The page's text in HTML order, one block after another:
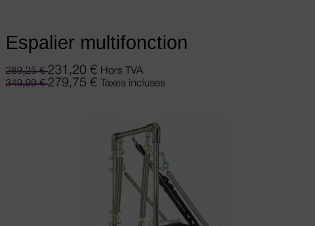
Espalier multifonction
289,25€ 231,20 € Hors TVA
349,99€ 279,75 € Taxes incluses